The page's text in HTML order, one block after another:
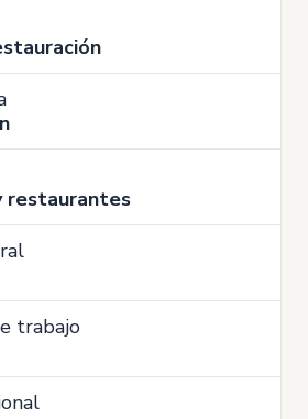
restaurantes
trabajo